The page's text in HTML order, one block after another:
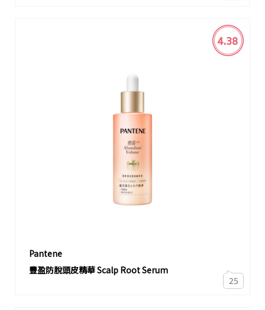
Pantene
豐盈防脫頭皮精華 Scalp Root Serum
4.38
25